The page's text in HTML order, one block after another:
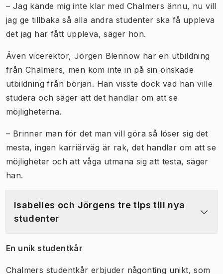
– Jag kände mig inte klar med Chalmers ännu, nu vill
jag ge tillbaka så alla andra studenter ska få uppleva
det jag har fått uppleva, säger hon.
Även vicerektor, Jörgen Blennow har en utbildning
från Chalmers, men kom inte in på sin önskade
utbildning från början. Han visste dock vad han ville
studera och säger att det handlar om att se
möjligheterna.
– Brinner man för det man vill göra så löser sig det
mesta, ingen karriärväg är rak, det handlar om att se
möjligheter och att våga utmana sig att testa, säger
han.
Isabelles och Jörgens tre tips till nya
studenter
En unik studentkår
Chalmers studentkår erbjuder någonting unikt, som